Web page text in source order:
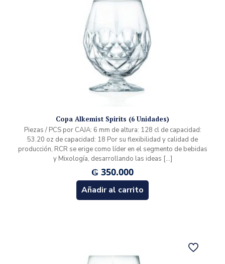
Copa Alkemist Spirits (6 Unidades)
Piezas / PCS por CAJA: 6 mm de altura: 128 cl de capacidad:
53.20 oz de capacidad: 18 Por su flexibilidad y calidad de
producción, RCR se erige como líder en el segmento de bebidas
y Mixología, desarrollando las ideas […]
₲ 350.000
Añadir al carrito